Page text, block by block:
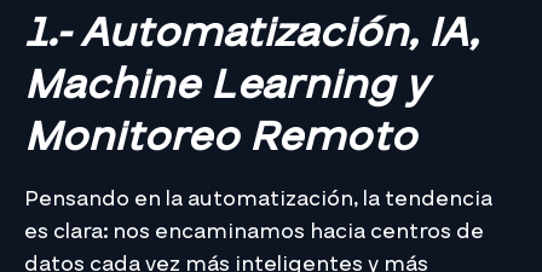
1.- Automatización, IA,
Machine Learning y
Monitoreo Remoto
Pensando en la automatización, la tendencia
es clara: nos encaminamos hacia centros de
datos cada vez más inteligentes y más